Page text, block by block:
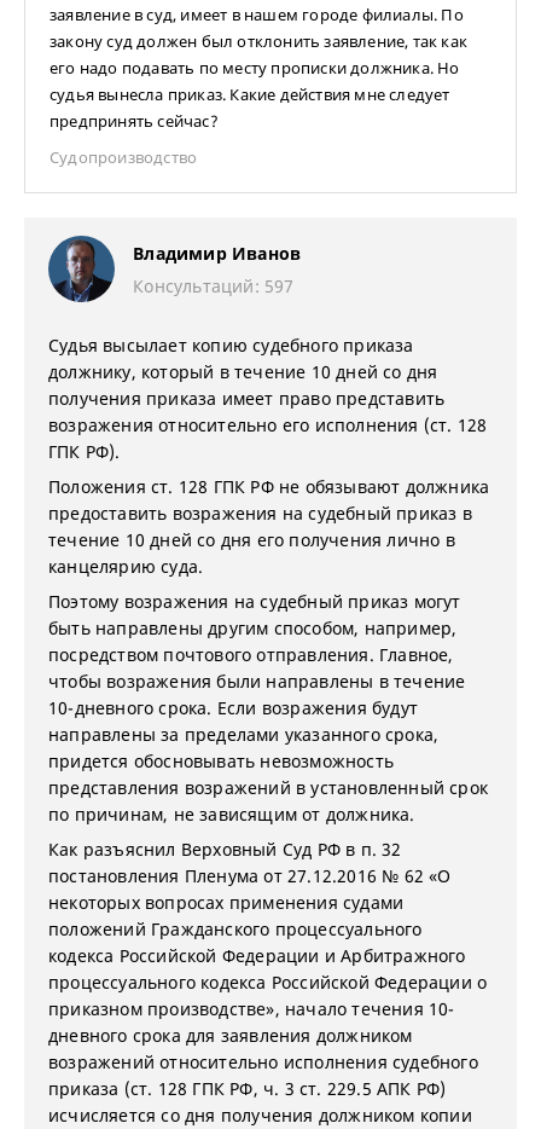
заявление в суд, имеет в нашем городе филиалы. По
закону суд должен был отклонить заявление, так как
его надо подавать по месту прописки должника. Но
судья вынесла приказ. Какие действия мне следует
предпринять сейчас?
Судопроизводство
Владимир Иванов
Консультаций: 597
Судья высылает копию судебного приказа
должнику, который в течение 10 дней со дня
получения приказа имеет право представить
возражения относительно его исполнения (ст. 128
ГПК РФ).
Положения ст. 128 ГПК РФ не обязывают должника
предоставить возражения на судебный приказ в
течение 10 дней со дня его получения лично в
канцелярию суда.
Поэтому возражения на судебный приказ могут
быть направлены другим способом, например,
посредством почтового отправления. Главное,
чтобы возражения были направлены в течение
10-дневного срока. Если возражения будут
направлены за пределами указанного срока,
придется обосновывать невозможность
представления возражений в установленный срок
по причинам, не зависящим от должника.
Как разъяснил Верховный Суд РФ в п. 32
постановления Пленума от 27.12.2016 № 62 «О
некоторых вопросах применения судами
положений Гражданского процессуального
кодекса Российской Федерации и Арбитражного
процессуального кодекса Российской Федерации о
приказном производстве», начало течения 10-
дневного срока для заявления должником
возражений относительно исполнения судебного
приказа (ст. 128 ГПК РФ, ч. 3 ст. 229.5 АПК РФ)
исчисляется со дня получения должником копии